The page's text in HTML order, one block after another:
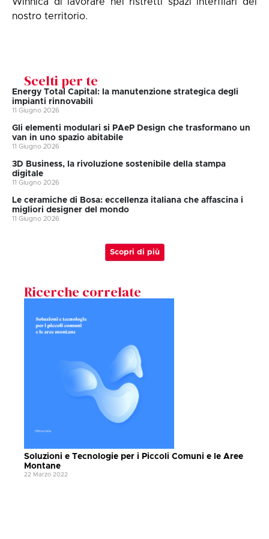
nostro territorio.
Scelti per te
Energy Total Capital: la manutenzione strategica degli
impianti rinnovabili
11 Giugno 2026
Gli elementi modulari si PAeP Design che trasformano un
van in uno spazio abitabile
11 Giugno 2026
3D Business, la rivoluzione sostenibile della stampa
digitale
11 Giugno 2026
Le ceramiche di Bosa: eccellenza italiana che affascina i
migliori designer del mondo
11 Giugno 2026
Scopri di più
Ricerche correlate
Soluzioni e Tecnologie per i Piccoli Comuni e le Aree
Montane
22 Marzo 2022